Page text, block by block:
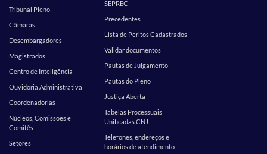
Tribunal Pleno
Câmaras
Desembargadores
Magistrados
Centro de Inteligência
Ouvidoria Administrativa
Coordenadorias
Núcleos, Comissões e
Comitês
Setores
SEPREC
Precedentes
Lista de Peritos Cadastrados
Validar documentos
Pautas de Julgamento
Pautas do Pleno
Justiça Aberta
Tabelas Processuais
Unificadas CNJ
Telefones, endereços e
horários de atendimento